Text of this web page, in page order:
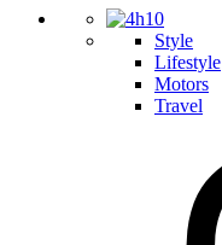
Style
Lifestyle
Motors
Travel